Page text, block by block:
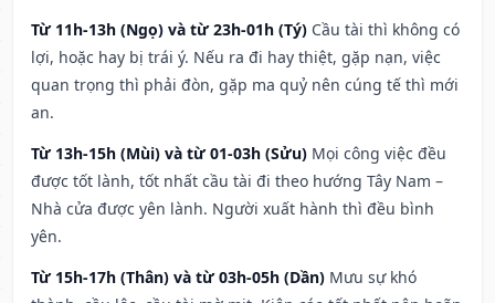
Từ 11h-13h (Ngọ) và từ 23h-01h (Tý) Cầu tài thì không có
lợi, hoặc hay bị trái ý. Nếu ra đi hay thiệt, gặp nạn, việc
quan trọng thì phải đòn, gặp ma quỷ nên cúng tế thì mới
an.
Từ 13h-15h (Mùi) và từ 01-03h (Sửu) Mọi công việc đều
được tốt lành, tốt nhất cầu tài đi theo hướng Tây Nam –
Nhà cửa được yên lành. Người xuất hành thì đều bình
yên.
Từ 15h-17h (Thân) và từ 03h-05h (Dần) Mưu sự khó